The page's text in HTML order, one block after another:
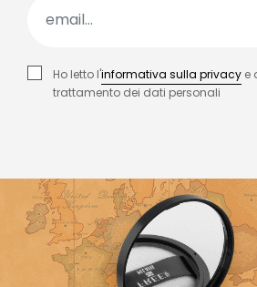
Ho letto l'informativa sulla privacy e
trattamento dei dati personali